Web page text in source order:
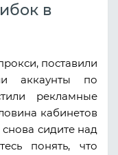
в
поставили
аккаунты по
рекламные
кабинетов
сидите над
понять, что